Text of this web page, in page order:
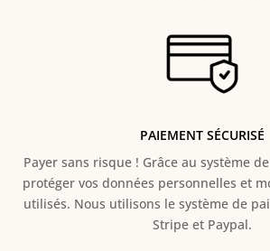
PAIEMENT SÉCURISÉ
Payer sans risque ! Grâce au système
protéger vos données personnelles et
utilisés. Nous utilisons le système de
Stripe et Paypal.